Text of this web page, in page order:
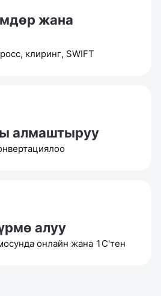
жана
клиринг, SWIFT
алмаштыруу
алуу
онлайн жана 1С'тен